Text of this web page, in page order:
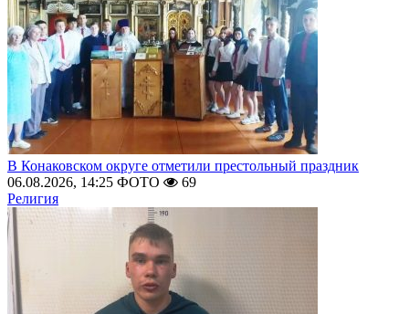
В Конаковском округе отметили престольный праздник
06.08.2026, 14:25 ФОТО
69
Религия